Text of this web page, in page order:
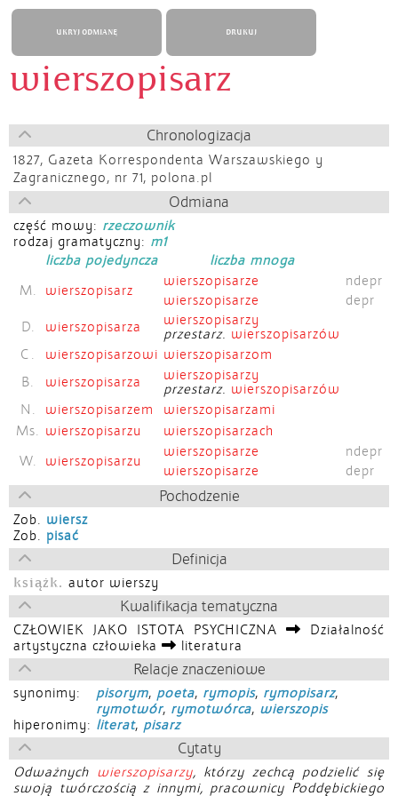
UKRYJ ODMIANĘ DRUKUJ
wierszopisarz
Chronologizacja
1827, Gazeta Korrespondenta Warszawskiego y
Zagranicznego, nr 71, polona.pl
Odmiana
część mowy: rzeczownik
rodzaj gramatyczny: m1
liczba pojedyncza
liczba mnoga
M.
wierszopisarz
wierszopisarze
ndepr
wierszopisarze
depr
D.
wierszopisarza
wierszopisarzy
przestarz. wierszopisarzów
C.
wierszopisarzowi wierszopisarzom
B.
wierszopisarza
wierszopisarzy
przestarz. wierszopisarzów
N.
wierszopisarzem
wierszopisarzami
Ms. wierszopisarzu
wierszopisarzach
W.
wierszopisarzu
wierszopisarze
ndepr
wierszopisarze
depr
Pochodzenie
Zob. wiersz
Zob. pisać
Definicja
książk. autor wierszy
Kwalifikacja tematyczna
CZŁOWIEK JAKO ISTOTA PSYCHICZNA
Działalność
artystyczna człowieka
literatura
Relacje znaczeniowe
synonimy: pisorym, poeta, rymopis, rymopisarz,
rymotwór, rymotwórca, wierszopis
hiperonimy: literat, pisarz
Cytaty
Odważnych wierszopisarzy, którzy zechcą podzielić się
swoją twórczością z innymi, pracownicy Poddębickiego